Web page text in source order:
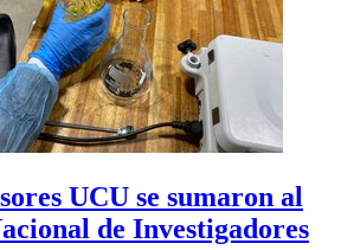
UCU se sumaron al
de Investigadores